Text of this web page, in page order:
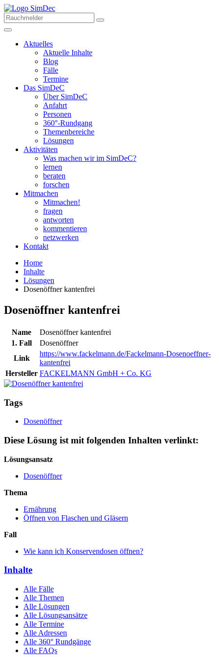
Aktuelles
Aktuelle Inhalte
Blog
Fälle
Termine
Das SimDeC
Über SimDeC
Anfahrt
Personen
360°-Rundgang
Themenbereiche
Lösungen
Aktivitäten
Was machen wir im SimDeC?
lernen
beraten
forschen
Mitmachen
Mitmachen!
fragen
antworten
kommentieren
netzwerken
Kontakt
Home
Inhalte
Lösungen
Dosenöffner kantenfrei
Dosenöffner kantenfrei
Name
Dosenöffner kantenfrei
1. Fall
Dosenöffner
Link
https://www.fackelmann.de/Fackelmann-Dosenoeffner-
kantenfrei
Hersteller FACKELMANN GmbH + Co. KG
Tags
Dosenöffner
Diese Lösung ist mit folgenden Inhalten verlinkt:
Lösungsansatz
Dosenöffner
Thema
Ernährung
Öffnen von Flaschen und Gläsern
Fall
Wie kann ich Konservendosen öffnen?
Inhalte
Alle Fälle
Alle Themen
Alle Lösungen
Alle Lösungsansätze
Alle Termine
Alle Adressen
Alle 360° Rundgänge
Alle FAQs